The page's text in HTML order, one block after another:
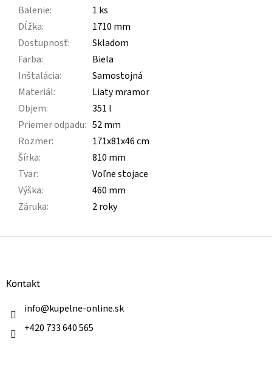
Balenie:
1 ks
Dĺžka:
1710 mm
Dostupnosť:
Skladom
Farba:
Biela
Inštalácia:
Samostojná
Materiál:
Liaty mramor
Objem:
351 l
Priemer odpadu: 52 mm
Rozmer:
171x81x46 cm
Šírka:
810 mm
Tvar:
Voľne stojace
Výška:
460 mm
Záruka: 2 roky
Kontakt
info@kupelne-online.sk
+420 733 640 565